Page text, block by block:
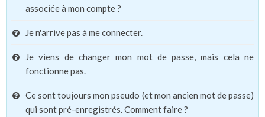
associée à mon compte ?
Je n'arrive pas à me connecter.
Je viens de changer mon mot de passe, mais cela ne
fonctionne pas.
Ce sont toujours mon pseudo (et mon ancien mot de passe)
qui sont pré-enregistrés. Comment faire ?